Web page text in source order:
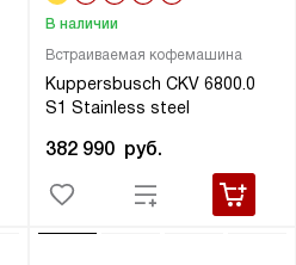
Встраиваемая кофемашина
Kuppersbusch CKV 6800.0
S1 Stainless steel
В наличии
382 990 руб.